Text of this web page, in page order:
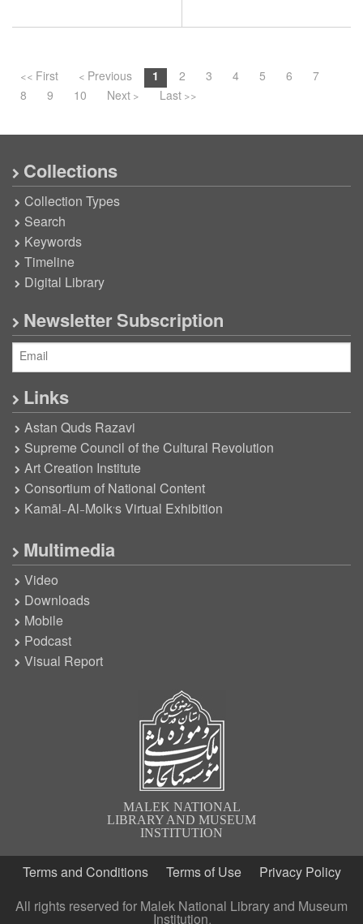
<< First < Previous 1 2 3 4 5 6
7
8
9 10 Next > Last >>
Collections
Collection Types
Search
Keywords
Timeline
Digital Library
Newsletter Subscription
Links
Astan Quds Razavi
Supreme Council of the Cultural Revolution
Art Creation Institute
Consortium of National Content
Kamāl-Al-Molk’s Virtual Exhibition
Multimedia
Video
Downloads
Mobile
Podcast
Visual Report
MALEK NATIONAL
LIBRARY AND MUSEUM
INSTITUTION
Terms and Conditions Terms of Use
Privacy Policy
All rights reserved for Malek National Library and Museum
Institution.